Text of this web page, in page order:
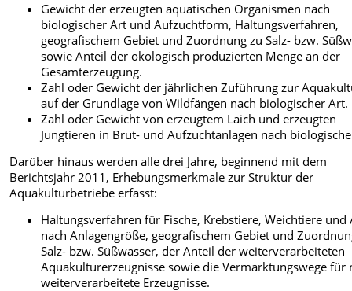
Gewicht der erzeugten aquatischen Organismen nach
biologischer Art und Aufzuchtform, Haltungsverfahren,
geografischem Gebiet und Zuordnung zu Salz- bzw.
sowie Anteil der ökologisch produzierten Menge an der
Gesamterzeugung.
Zahl oder Gewicht der jährlichen Zuführung zur
auf der Grundlage von Wildfängen nach biologischer Art.
Zahl oder Gewicht von erzeugtem Laich und erzeugten
Jungtieren in Brut- und Aufzuchtanlagen nach
Darüber hinaus werden alle drei Jahre, beginnend mit dem
Berichtsjahr 2011, Erhebungsmerkmale zur Struktur der
Aquakulturbetriebe erfasst:
Haltungsverfahren für Fische, Krebstiere, Weichtiere und
nach Anlagengröße, geografischem Gebiet und
Salz- bzw. Süßwasser, der Anteil der weiterverarbeiteten
Aquakulturerzeugnisse sowie die Vermarktungswege für
weiterverarbeitete Erzeugnisse.